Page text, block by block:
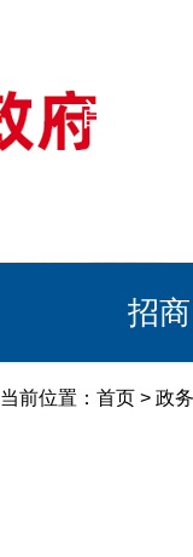
首页
招
当前位置： 首页 > 政